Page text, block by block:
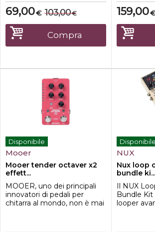
di microfono o di linea,
PEABI passa da un ingresso
all'altro senza interferenze,
cosa che consente un
confronto rapido e semp...
€
69,00 €
103,00
Compra
ricercati al
modi che
davvero
suoni
e potente,
€
159,00
Disponibile
Mooer
Mooer tender octaver x2
effett...
MOOER, uno dei principali
innovatori di pedali per
chitarra al mondo, non è mai
Disponibile
NUX
Nux loop
bundle ki...
Il NUX
Bundle Kit
looper